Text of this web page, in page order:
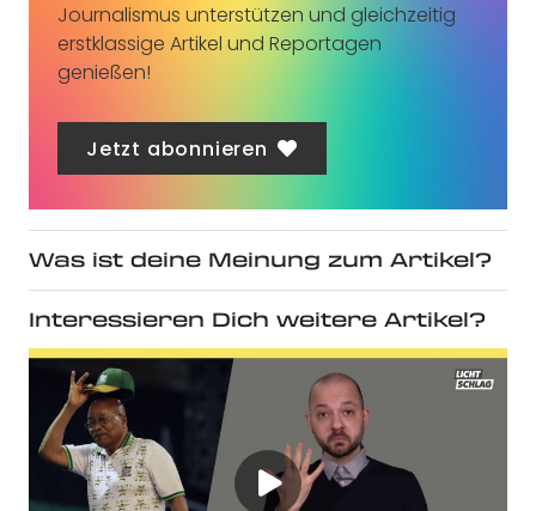
Journalismus unterstützen und gleichzeitig
erstklassige Artikel und Reportagen
genießen!
Jetzt abonnieren
Was ist deine Meinung zum Artikel?
Interessieren Dich weitere Artikel?